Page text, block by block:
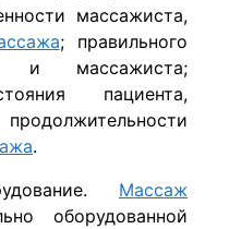
массажиста,
; правильного
и массажиста;
пациента,
.
Массаж
оборудованной